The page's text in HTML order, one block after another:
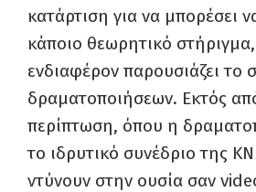
κατάρτιση για να μπορέσει
κάποιο θεωρητικό στήριγμα,
ενδιαφέρον παρουσιάζει το
δραματοποιήσεων. Εκτός
περίπτωση, όπου η
το ιδρυτικό συνέδριο της
ντύνουν στην ουσία σαν